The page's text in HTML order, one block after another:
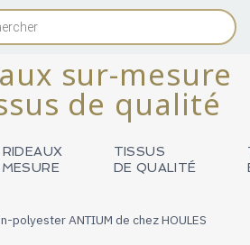
sur-mesure
de qualité
TISSUS
DE QUALITÉ
polyester ANTIUM de chez HOULES